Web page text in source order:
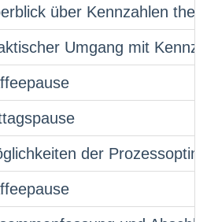
über Kennzahlen
Umgang mit
der